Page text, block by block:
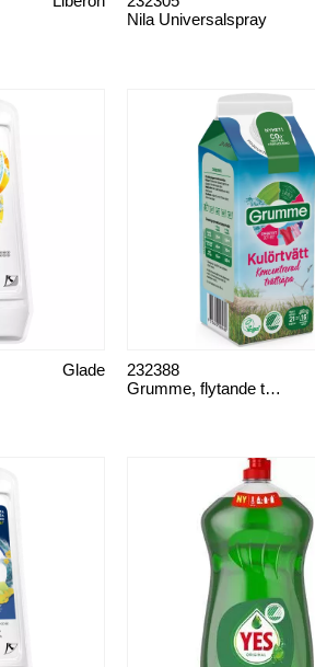
Nila Universalspray
Glade
Grumme, flytande tvättmedel
232388